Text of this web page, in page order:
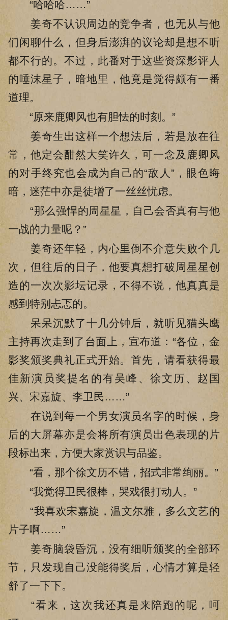
“哈哈哈……”
姜奇不认识周边的竞争者，也无从与他
们闲聊什么，但身后澎湃的议论却是想不听
都不行的。不过，此番对于这些资深影评人
的唾沫星子，暗地里，他竟是觉得颇有一番
道理。
“原来鹿卿风也有胆怯的时刻。”
姜奇生出这样一个想法后，若是放在往
常，他定会酣然大笑许久，可一念及鹿卿风
的对手终究也会成为自己的“敌人”，眼色晦
暗，迷茫中亦是徒增了一丝丝忧虑。
“那么强悍的周星星，自己会否真有与他
一战的力量呢？”
姜奇还年轻，内心里倒不介意失败个几
次，但往后的日子，他要真想打破周星星创
造的一次次影坛记录，不得不说，他真真是
感到特别忐忑的。
呆呆沉默了十几分钟后，就听见猫头鹰
主持再次走到了台面上，宣布道：“各位，金
影奖颁奖典礼正式开始。首先，请看获得最
佳新演员奖提名的有吴峰、徐文历、赵国
兴、宋嘉旋、李卫民……”
在说到每一个男女演员名字的时候，身
后的大屏幕亦是会将所有演员出色表现的片
段标出来，方便大家赏识与品鉴。
“看，那个徐文历不错，招式非常绚丽。”
“我觉得卫民很棒，哭戏很打动人。”
“我喜欢宋嘉旋，温文尔雅，多么文艺的
片子啊……”
姜奇脑袋昏沉，没有细听颁奖的全部环
节，只发现自己没能得奖后，心情才算是轻
舒了一下下。
“看来，这次我还真是来陪跑的呢，呵